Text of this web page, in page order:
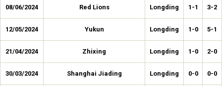
08/06/2024 Red Lions Longding 1-1 3-2
12/05/2024 Yukun Longding 1-0 5-1
21/04/2024 Zhixing Longding 1-0 2-0
30/03/2024 Shanghai Jiading Longding 0-0 0-0